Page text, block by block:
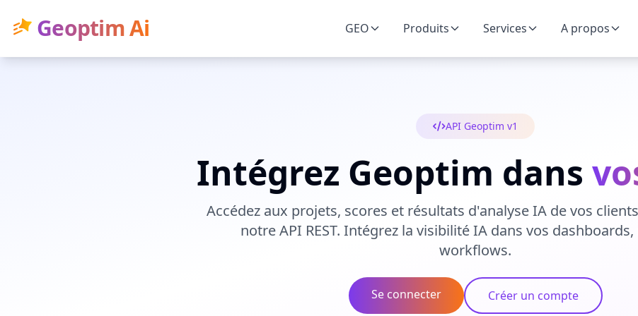
Geoptim Ai GEO Produits Services A propos
API Geoptim v1
Intégrez Geoptim dans
Accédez aux projets, scores et résultats d'analyse IA de vos
notre API REST. Intégrez la visibilité IA dans vos
workflows.
Se connecter Créer un compte